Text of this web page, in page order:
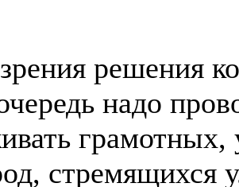
решения
надо
стремящихся